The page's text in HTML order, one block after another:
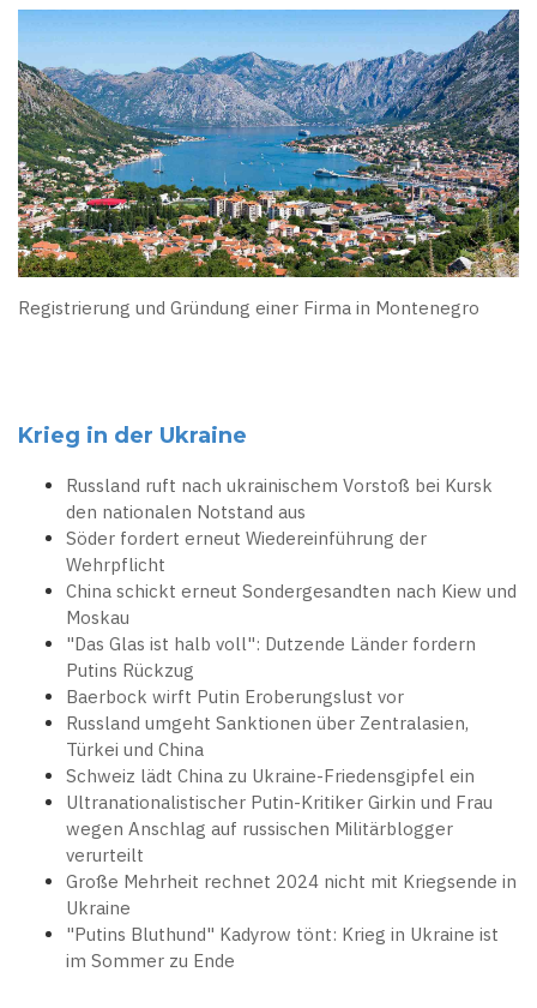
Registrierung und Gründung einer Firma in Montenegro
Krieg in der Ukraine
Russland ruft nach ukrainischem Vorstoß bei Kursk
den nationalen Notstand aus
Söder fordert erneut Wiedereinführung der
Wehrpflicht
China schickt erneut Sondergesandten nach Kiew und
Moskau
"Das Glas ist halb voll": Dutzende Länder fordern
Putins Rückzug
Baerbock wirft Putin Eroberungslust vor
Russland umgeht Sanktionen über Zentralasien,
Türkei und China
Schweiz lädt China zu Ukraine-Friedensgipfel ein
Ultranationalistischer Putin-Kritiker Girkin und Frau
wegen Anschlag auf russischen Militärblogger
verurteilt
Große Mehrheit rechnet 2024 nicht mit Kriegsende in
Ukraine
"Putins Bluthund" Kadyrow tönt: Krieg in Ukraine ist
im Sommer zu Ende